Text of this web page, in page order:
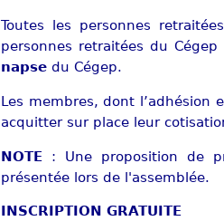
Toutes les personnes
personnes retraitées du
napsedu Cégep.
Les membres, dont l’adhésion
acquitter sur place leur
NOTE: Une proposition de
présentée lors de l'assemblée.
INSCRIPTION GRATUITE